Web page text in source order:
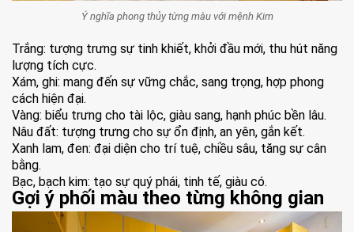
Ý nghĩa phong thủy từng màu với mệnh Kim
Trắng: tượng trưng sự tinh khiết, khởi đầu mới, thu hút năng
lượng tích cực.
Xám, ghi: mang đến sự vững chắc, sang trọng, hợp phong
cách hiện đại.
Vàng: biểu trưng cho tài lộc, giàu sang, hạnh phúc bền lâu.
Nâu đất: tượng trưng cho sự ổn định, an yên, gắn kết.
Xanh lam, đen: đại diện cho trí tuệ, chiều sâu, tăng sự cân
bằng.
Bạc, bạch kim: tạo sự quý phái, tinh tế, giàu có.
Gợi ý phối màu theo từng không gian